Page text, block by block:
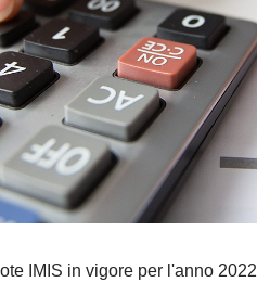
IMIS in vigore per l'anno 2022